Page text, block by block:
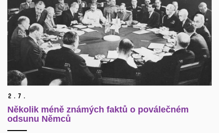
2. 7.
Několik méně známých faktů o poválečném
odsunu Němců